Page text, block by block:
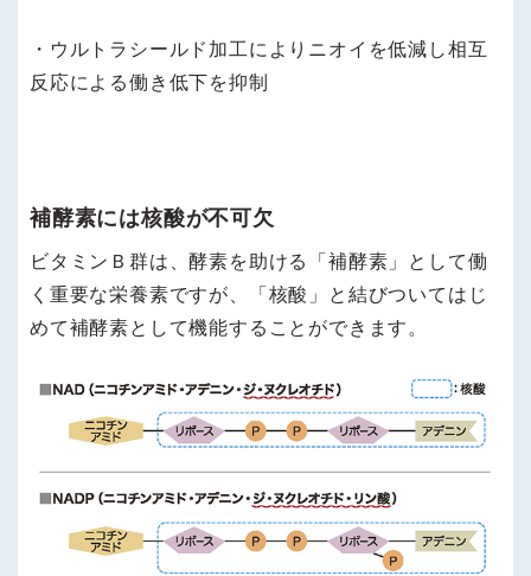
・ウルトラシールド加工によりニオイを低減し相互
反応による働き低下を抑制
補酵素には核酸が不可欠
ビタミンＢ群は、酵素を助ける「補酵素」として働
く重要な栄養素ですが、「核酸」と結びついてはじ
めて補酵素として機能することができます。